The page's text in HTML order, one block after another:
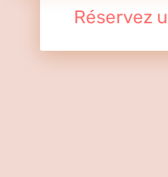
Réservez